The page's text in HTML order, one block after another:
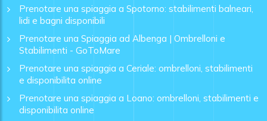
Prenotare una spiaggia a Spotorno: stabilimenti balneari,
lidi e bagni disponibili
Prenotare una Spiaggia ad Albenga | Ombrelloni e
Stabilimenti - GoToMare
Prenotare una spiaggia a Ceriale: ombrelloni, stabilimenti
e disponibilita online
Prenotare una spiaggia a Loano: ombrelloni, stabilimenti e
disponibilita online